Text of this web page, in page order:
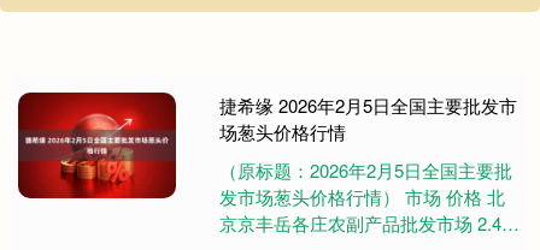
捷希缘 2026年2月5日全国主要批发市
场葱头价格行情
（原标题：2026年2月5日全国主要批
发市场葱头价格行情） 市场 价格 北
京京丰岳各庄农副产品批发市场 2.40